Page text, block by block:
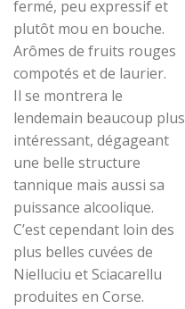
fermé, peu expressif et
plutôt mou en bouche.
Arômes de fruits rouges
compotés et de laurier.
Il se montrera le
lendemain beaucoup plus
intéressant, dégageant
une belle structure
tannique mais aussi sa
puissance alcoolique.
C’est cependant loin des
plus belles cuvées de
Nielluciu et Sciacarellu
produites en Corse.